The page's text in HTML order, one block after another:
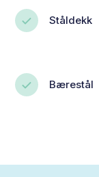
Ståldekk
Bærestål